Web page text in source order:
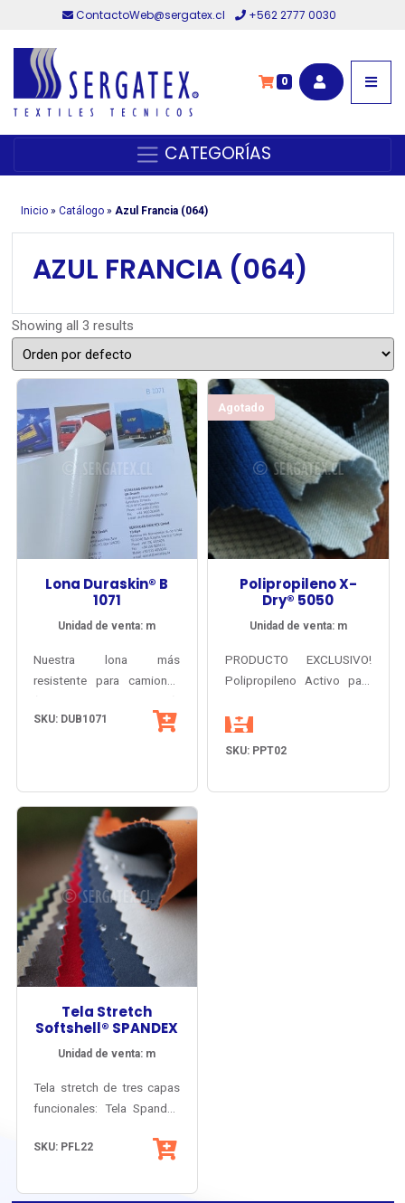
ContactoWeb@sergatex.cl +562 2777 0030
0
CATEGORÍAS
Inicio» Catálogo» Azul Francia (064)
AZUL FRANCIA (064)
Showing all 3 results
Lona Duraskin® B
1071
Unidad de venta: m
Nuestra lona más
resistente para camiones
Durabilidad insuperable y
carretera. Superformato
3x58m o 3x65m.
SKU: DUB1071
Agotado
Polipropileno X-
Dry® 5050
Unidad de venta: m
PRODUCTO EXCLUSIVO!
Polipropileno Activo para
Mantiene el balance
SKU: PPT02
Tela Stretch
Softshell® SPANDEX
Unidad de venta: m
Tela stretch de tres capas
funcionales: Tela Spandex
Elástica de Poliuretano
Antipilling interior.
SKU: PFL22